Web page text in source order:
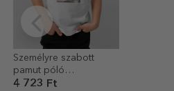
Személyre szabott
pamut póló
gyerekeknek
4 723 Ft